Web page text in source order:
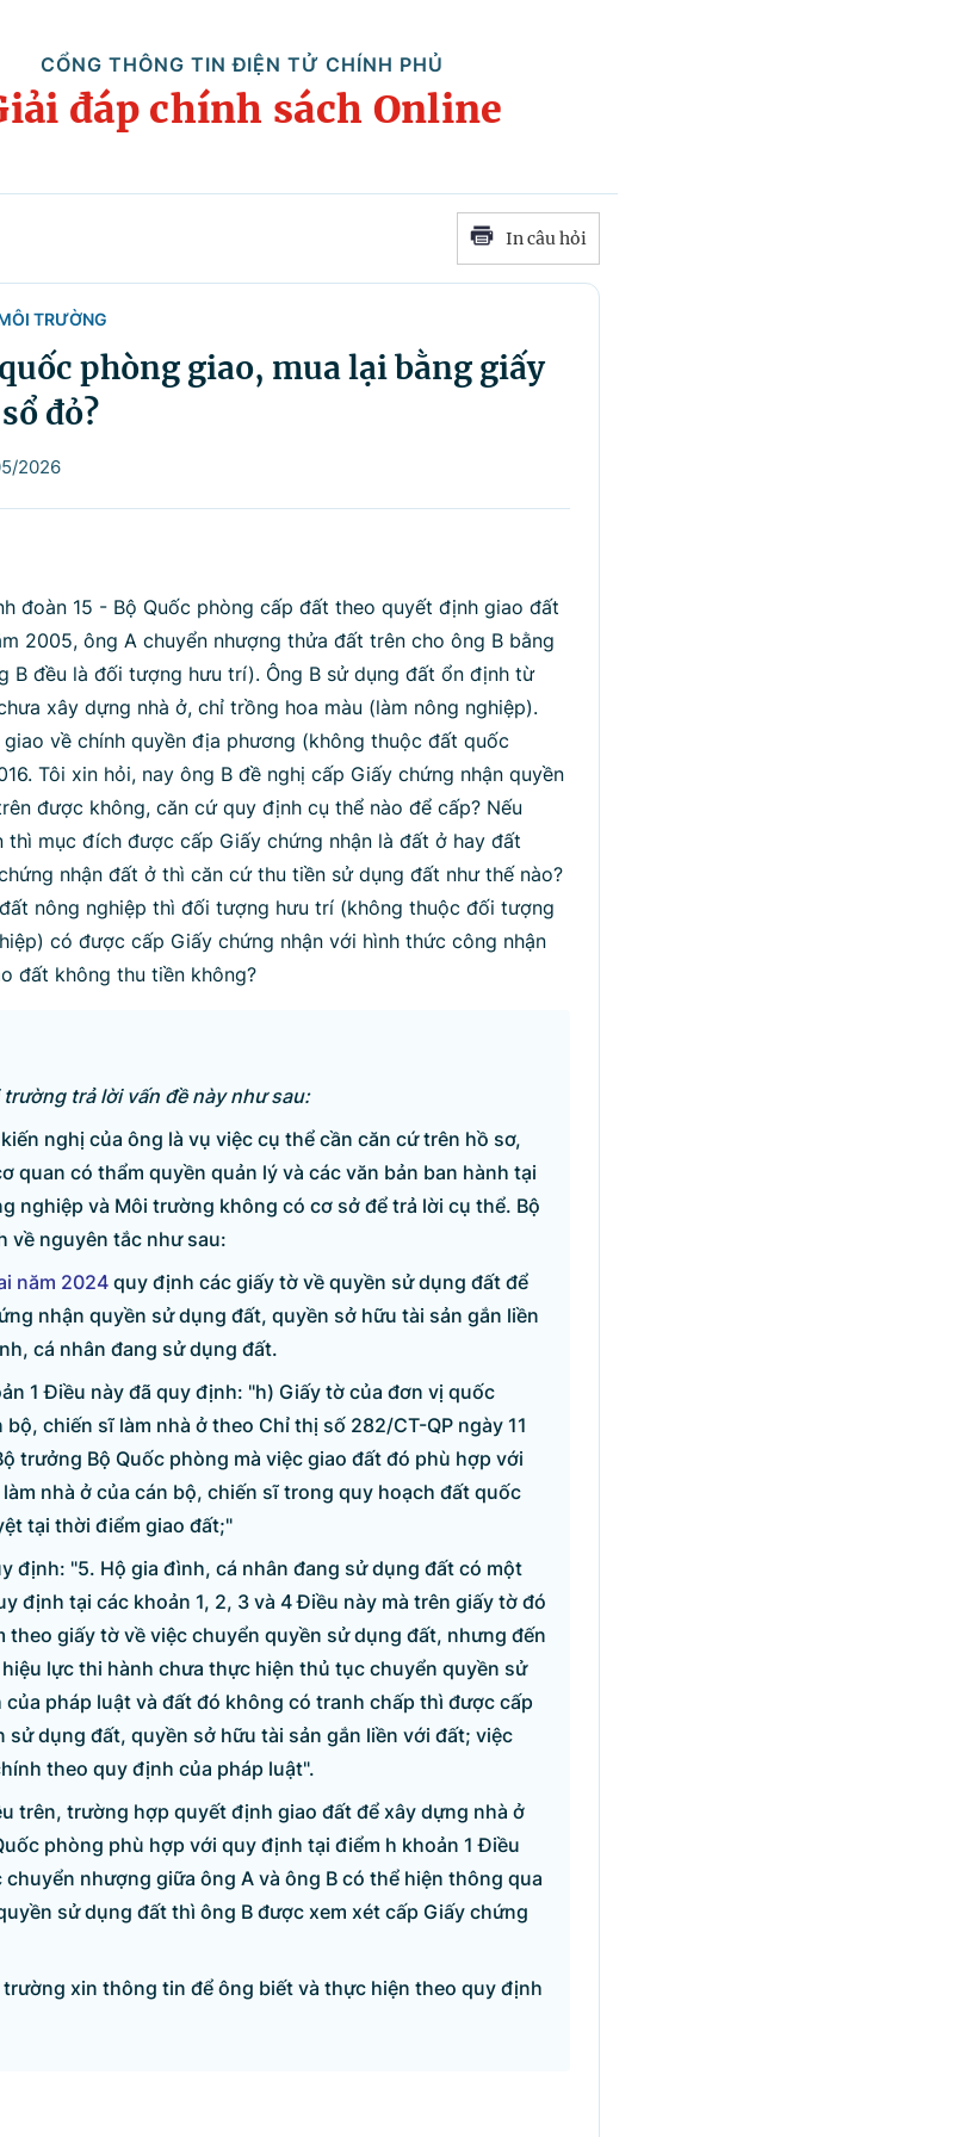
CỔNG THÔNG TIN ĐIỆN TỬ CHÍNH PHỦ
đáp chính sách Online
In câu hỏi
TRƯỜNG
phòng giao, mua lại bằng giấy
đỏ?
2026
đoàn 15 - Bộ Quốc phòng cấp đất theo quyết định giao đất
2005, ông A chuyển nhượng thửa đất trên cho ông B bằng
B đều là đối tượng hưu trí). Ông B sử dụng đất ổn định từ
xây dựng nhà ở, chỉ trồng hoa màu (làm nông nghiệp).
về chính quyền địa phương (không thuộc đất quốc
Tôi xin hỏi, nay ông B đề nghị cấp Giấy chứng nhận quyền
được không, căn cứ quy định cụ thể nào để cấp? Nếu
thì mục đích được cấp Giấy chứng nhận là đất ở hay đất
nhận đất ở thì căn cứ thu tiền sử dụng đất như thế nào?
nông nghiệp thì đối tượng hưu trí (không thuộc đối tượng
có được cấp Giấy chứng nhận với hình thức công nhận
đất không thu tiền không?
trả lời vấn đề này như sau:
nghị của ông là vụ việc cụ thể cần căn cứ trên hồ sơ,
quan có thẩm quyền quản lý và các văn bản ban hành tại
nghiệp và Môi trường không có cơ sở để trả lời cụ thể. Bộ
về nguyên tắc như sau:
năm 2024quy định các giấy tờ về quyền sử dụng đất để
nhận quyền sử dụng đất, quyền sở hữu tài sản gắn liền
cá nhân đang sử dụng đất.
1 Điều này đã quy định: "h) Giấy tờ của đơn vị quốc
chiến sĩ làm nhà ở theo Chỉ thị số 282/CT-QP ngày 11
trưởng Bộ Quốc phòng mà việc giao đất đó phù hợp với
nhà ở của cán bộ, chiến sĩ trong quy hoạch đất quốc
tại thời điểm giao đất;"
định: "5. Hộ gia đình, cá nhân đang sử dụng đất có một
định tại các khoản 1, 2, 3 và 4 Điều này mà trên giấy tờ đó
theo giấy tờ về việc chuyển quyền sử dụng đất, nhưng đến
lực thi hành chưa thực hiện thủ tục chuyển quyền sử
pháp luật và đất đó không có tranh chấp thì được cấp
sử dụng đất, quyền sở hữu tài sản gắn liền với đất; việc
theo quy định của pháp luật".
trên, trường hợp quyết định giao đất để xây dựng nhà ở
phòng phù hợp với quy định tại điểm h khoản 1 Điều
chuyển nhượng giữa ông A và ông B có thể hiện thông qua
sử dụng đất thì ông B được xem xét cấp Giấy chứng
trường xin thông tin để ông biết và thực hiện theo quy định